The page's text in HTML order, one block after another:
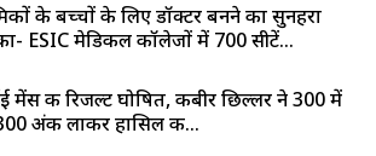
के बच्चों के लिए डॉक्टर बनने का सुनहरा
ESIC मेडिकल कॉलेजों में 700 सीटें...
मेंस की रिजल्ट घोषित, कबीर छिल्लर ने 300 में
अंक लाकर हासिल की...